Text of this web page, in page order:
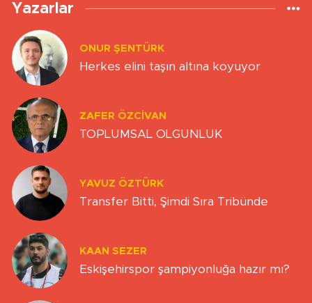
Yazarlar
ONUR ŞENTÜRK
Herkes elini taşın altına koyuyor
ZAFER ÖZCIVAN
TOPLUMSAL OLGUNLUK
YAVUZ ÖZTÜRK
Transfer Bitti, Şimdi Sıra Tribünde
KAAN SEZER
Eskişehirspor şampiyonluğa hazır mı?